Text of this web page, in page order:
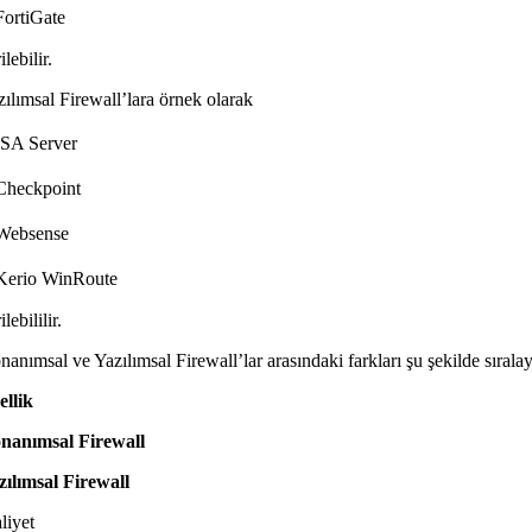
Firewall’lara örnek olarak
Server
WinRoute
ve Yazılımsal Firewall’lar arasındaki farkları şu şekilde
Firewall
Firewall